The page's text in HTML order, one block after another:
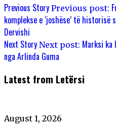
Previous Story Previous post:
komplekse e ‘joshëse’ të
Dervishi
Next Story Next post: Marksi ka
nga Arlinda Guma
Latest from Letërsi
August 1, 2026